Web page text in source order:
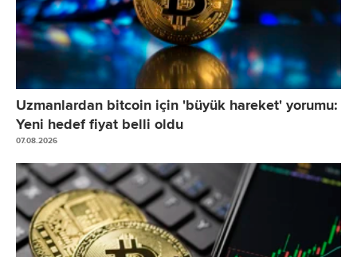
Uzmanlardan bitcoin için 'büyük hareket' yorumu:
Yeni hedef fiyat belli oldu
07.08.2026